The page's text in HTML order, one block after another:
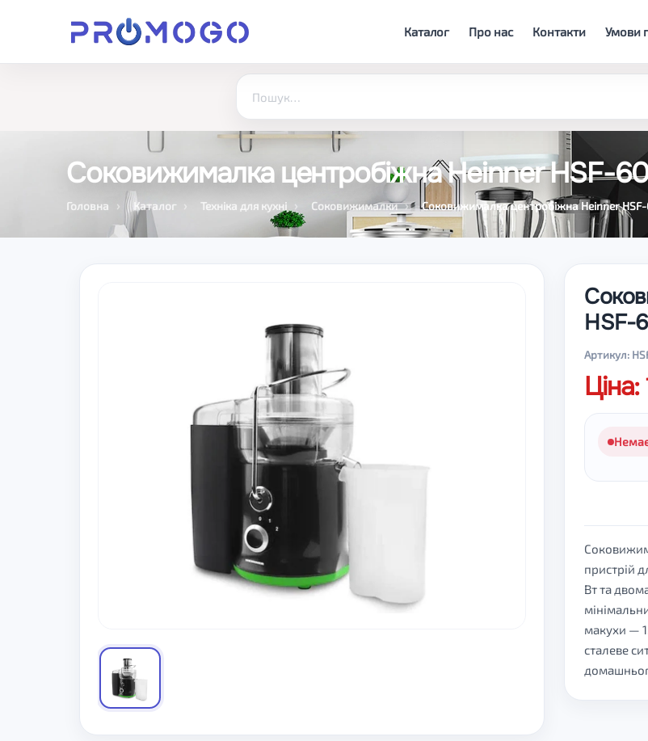
Каталог Про нас Контакти Умови
Соковижималка центробіжна Heinner HSF-
Головна Каталог Техніка для кухні Соковижималки Соковижималка центробіжна Heinner
HSF-
Артикул:
пристрій
Вт та
макухи —
сталеве